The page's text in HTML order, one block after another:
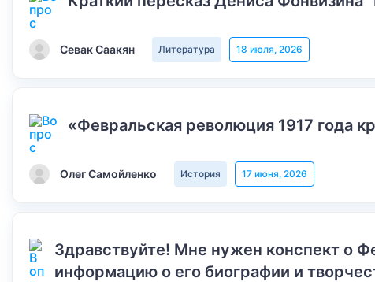
Севак Саакян Литература 18 июля, 2026
«Февральская революция 1917 года
Олег Самойленко История 17 июня, 2026
Здравствуйте! Мне нужен конспект о
информацию о его биографии и